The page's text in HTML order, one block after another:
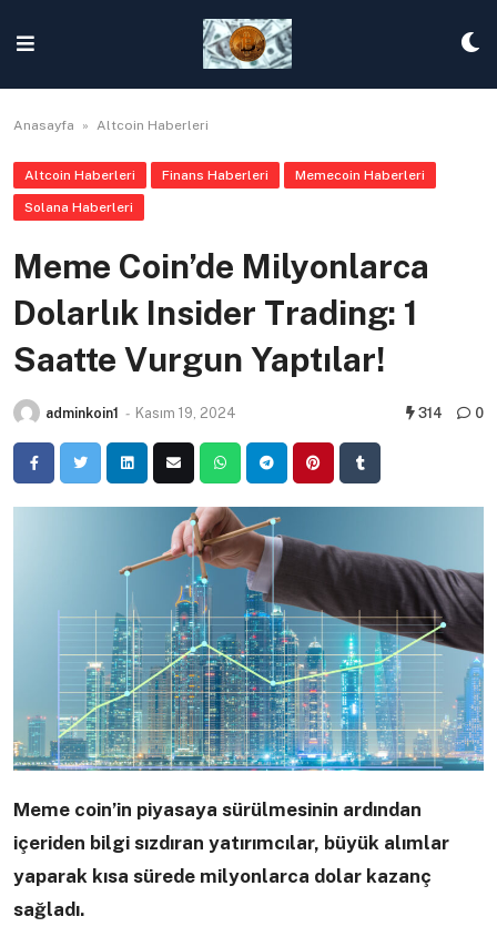
content
Anasayfa » Altcoin Haberleri
Altcoin Haberleri Finans Haberleri Memecoin Haberleri
Solana Haberleri
Meme Coin’de Milyonlarca
Dolarlık Insider Trading: 1
Saatte Vurgun Yaptılar!
adminkoin1 - Kasım 19, 2024 314 0
Meme coin’in piyasaya sürülmesinin ardından
içeriden bilgi sızdıran yatırımcılar, büyük alımlar
yaparak kısa sürede milyonlarca dolar kazanç
sağladı.